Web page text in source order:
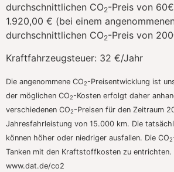
durchschnittlichen CO2-Preis von
1.920,00 € (bei einem
durchschnittlichen CO2-Preis von
Kraftfahrzeugsteuer: 32 €/Jahr
Die angenommene CO2-Preisentwicklung ist
der möglichen CO2-Kosten erfolgt daher
verschiedenen CO2-Preisen für den Zeitraum
Jahresfahrleistung von 15.000 km. Die
können höher oder niedriger ausfallen. Die CO2
Tanken mit den Kraftstoffkosten zu entrichten.
www.dat.de/co2